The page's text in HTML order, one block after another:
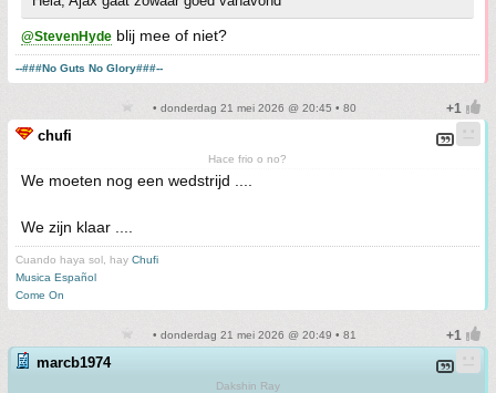
@StevenHyde blij mee of niet?
--###No Guts No Glory###--
• donderdag 21 mei 2026 @ 20:45 • 80
chufi
Hace frio o no?
We moeten nog een wedstrijd ....
We zijn klaar ....
Cuando haya sol, hay Chufi
Musica Español
Come On
• donderdag 21 mei 2026 @ 20:49 • 81
marcb1974
Dakshin Ray